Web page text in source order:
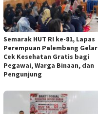
Semarak HUT RI ke-81, Lapas
Perempuan Palembang Gelar
Cek Kesehatan Gratis bagi
Pegawai, Warga Binaan, dan
Pengunjung